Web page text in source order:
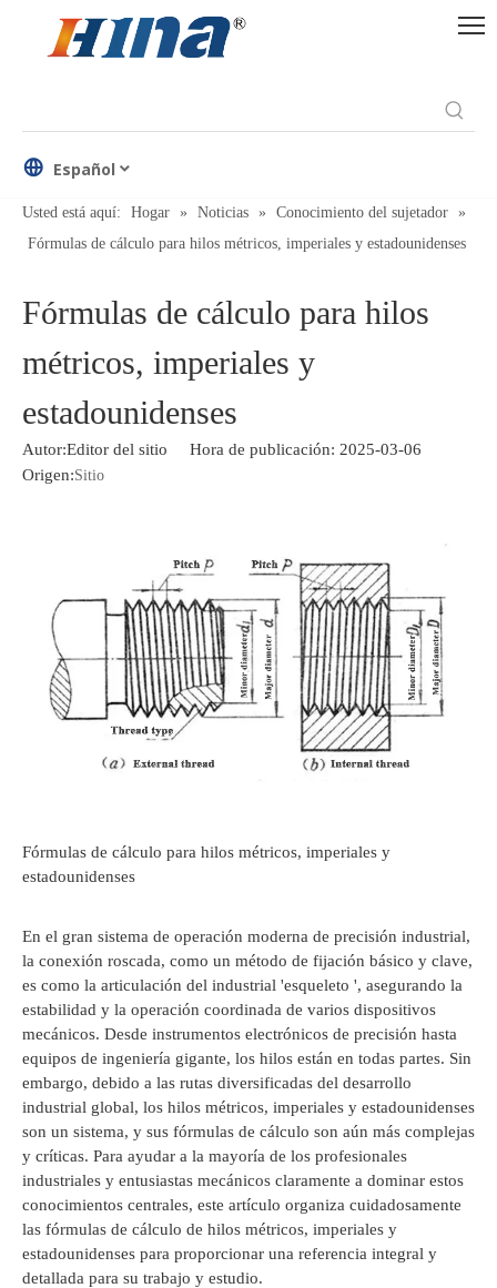
Español
Usted está aquí: Hogar » Noticias » Conocimiento del sujetador »
Fórmulas de cálculo para hilos métricos, imperiales y estadounidenses
Fórmulas de cálculo para hilos
métricos, imperiales y
estadounidenses
Autor:Editor del sitio Hora de publicación: 2025-03-06
Origen:Sitio
Fórmulas de cálculo para hilos métricos, imperiales y
estadounidenses
En el gran sistema de operación moderna de precisión industrial,
la conexión roscada, como un método de fijación básico y clave,
es como la articulación del industrial 'esqueleto ', asegurando la
estabilidad y la operación coordinada de varios dispositivos
mecánicos. Desde instrumentos electrónicos de precisión hasta
equipos de ingeniería gigante, los hilos están en todas partes. Sin
embargo, debido a las rutas diversificadas del desarrollo
industrial global, los hilos métricos, imperiales y estadounidenses
son un sistema, y ​​sus fórmulas de cálculo son aún más complejas
y críticas. Para ayudar a la mayoría de los profesionales
industriales y entusiastas mecánicos claramente a dominar estos
conocimientos centrales, este artículo organiza cuidadosamente
las fórmulas de cálculo de hilos métricos, imperiales y
estadounidenses para proporcionar una referencia integral y
detallada para su trabajo y estudio.